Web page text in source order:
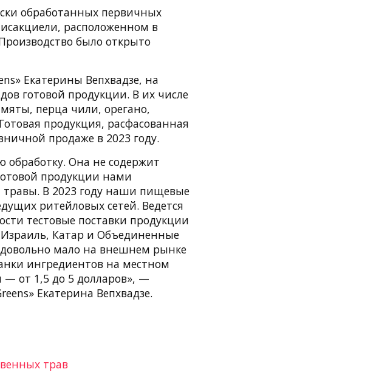
обработанных первичных
расположенном в
было открыто
Екатерины Вепхвадзе, на
готовой продукции. В их числе
перца чили, орегано,
продукция, расфасованная
продаже в 2023 году.
Она не содержит
продукции нами
травы. В 2023 году наши пищевые
ритейловых сетей. Ведется
тестовые поставки продукции
Катар и Объединенные
мало на внешнем рынке
ингредиентов на местном
— от 1,5 до 5 долларов», —
Екатерина Вепхвадзе.
трав